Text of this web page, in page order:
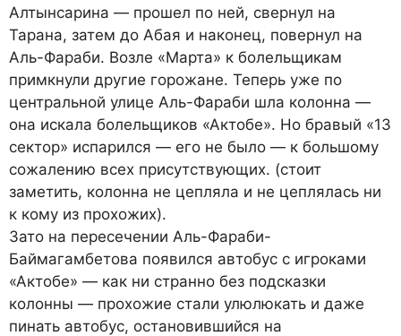
Алтынсарина — прошел по ней, свернул на
Тарана, затем до Абая и наконец, повернул на
Аль-Фараби. Возле «Марта» к болельщикам
примкнули другие горожане. Теперь уже по
центральной улице Аль-Фараби шла колонна —
она искала болельщиков «Актобе». Но бравый «13
сектор» испарился — его не было — к большому
сожалению всех присутствующих. (стоит
заметить, колонна не цепляла и не цеплялась ни
к кому из прохожих).
Зато на пересечении Аль-Фараби-
Баймагамбетова появился автобус с игроками
«Актобе» — как ни странно без подсказки
колонны — прохожие стали улюлюкать и даже
пинать автобус, остановившийся на